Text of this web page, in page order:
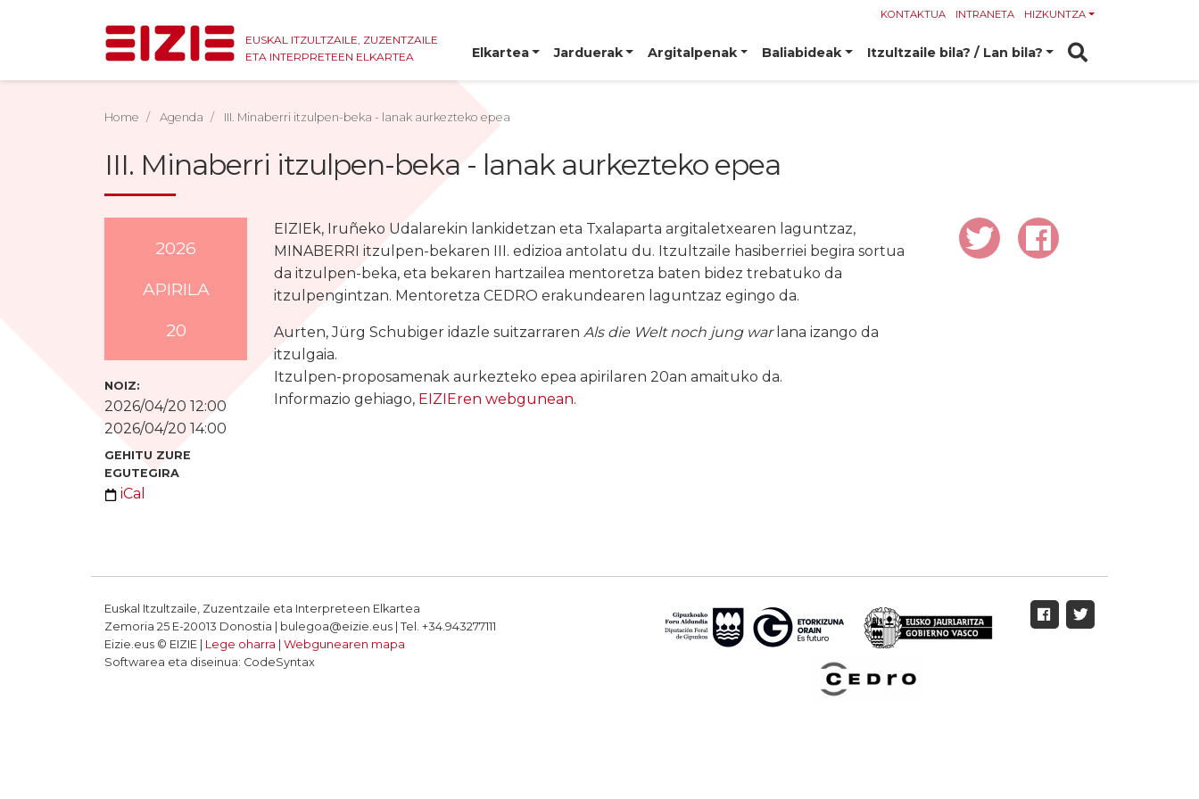
EUSKAL ITZULTZAILE, ZUZENTZAILE
ETA INTERPRETEEN ELKARTEA
KONTAKTUA INTRANETA HIZKUNTZA
Elkartea Jarduerak Argitalpenak Baliabideak Itzultzaile bila? / Lan bila?
Home Agenda III. Minaberri itzulpen-beka - lanak aurkezteko epea
III. Minaberri itzulpen-beka - lanak aurkezteko epea
2026
APIRILA
20
NOIZ:
2026/04/20 12:00
2026/04/20 14:00
GEHITU ZURE
EGUTEGIRA
iCal
EIZIEk, Iruñeko Udalarekin lankidetzan eta Txalaparta argitaletxearen laguntzaz,
MINABERRI itzulpen-bekaren III. edizioa antolatu du. Itzultzaile hasiberriei begira sortua
da itzulpen-beka, eta bekaren hartzailea mentoretza baten bidez trebatuko da
itzulpengintzan. Mentoretza CEDRO erakundearen laguntzaz egingo da.
Aurten, Jürg Schubiger idazle suitzarraren Als die Welt noch jung war lana izango da
itzulgaia.
Itzulpen-proposamenak aurkezteko epea apirilaren 20an amaituko da.
Informazio gehiago, EIZIEren webgunean.
Euskal Itzultzaile, Zuzentzaile eta Interpreteen Elkartea
Zemoria 25 E-20013 Donostia | bulegoa@eizie.eus | Tel. +34.943277111
Eizie.eus © EIZIE | Lege oharra
Webgunearen mapa
Softwarea eta diseinua: CodeSyntax